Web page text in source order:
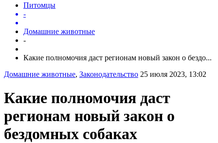
Питомцы
-
Домашние животные
-
Какие полномочия даст регионам новый закон о бездо...
Домашние животные, Законодательство 25 июля 2023, 13:02
Какие полномочия даст
регионам новый закон о
бездомных собаках